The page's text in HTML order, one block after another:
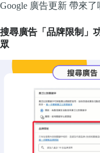
Google 廣告更新 帶來了
搜尋廣告「品牌限制」
眾